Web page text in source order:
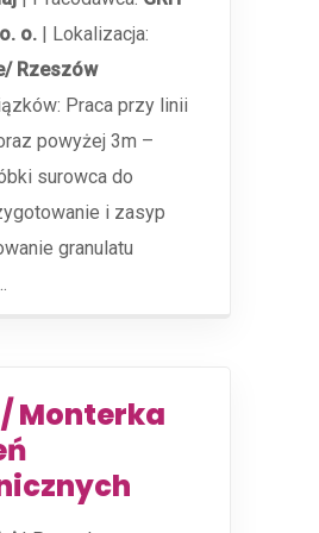
o. | Lokalizacja:
Rzeszów
Praca przy linii
powyżej 3m –
surowca do
i zasyp
granulatu
Monterka